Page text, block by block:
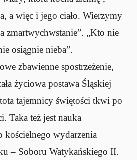
a więc i jego ciało. Wierzymy
zmartwychwstanie”. „Kto nie
osiągnie nieba”.
zbawienne spostrzeżenie,
życiowa postawa Śląskiej
tajemnicy świętości tkwi po
Taka też jest nauka
kościelnego wydarzenia
– Soboru Watykańskiego II.